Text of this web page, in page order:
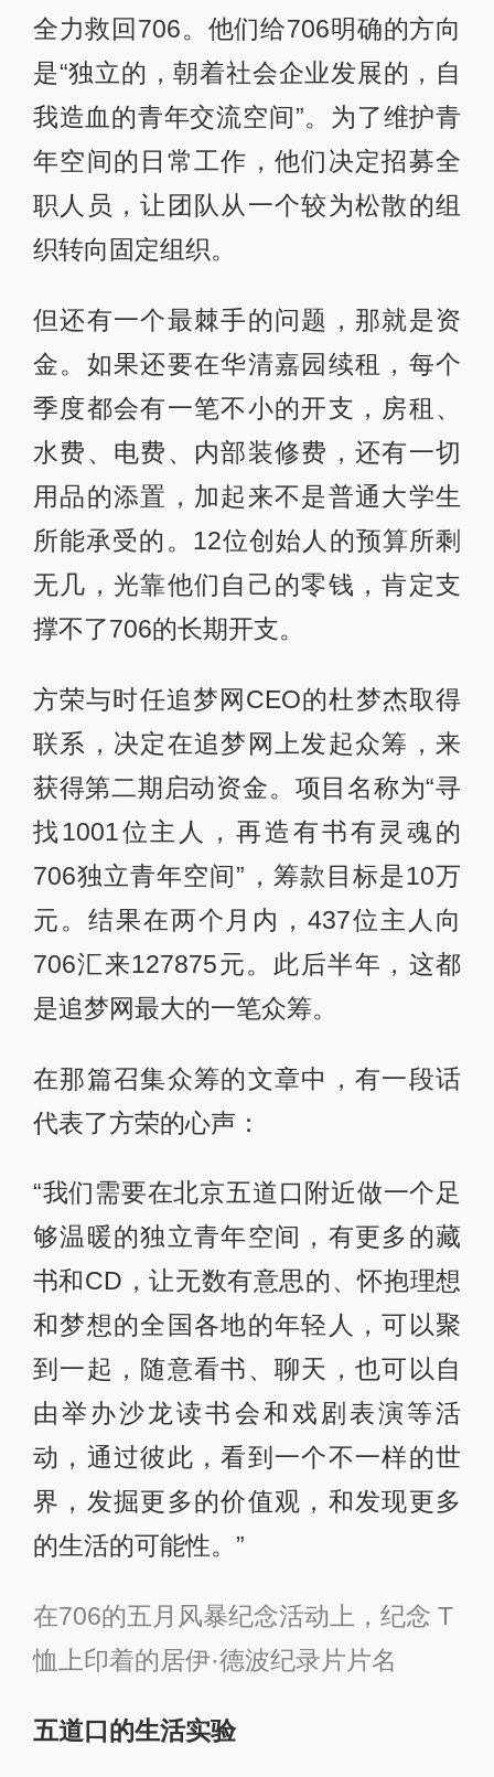
全力救回706。他们给706明确的方向
是“独立的，朝着社会企业发展的，自
我造血的青年交流空间”。为了维护青
年空间的日常工作，他们决定招募全
职人员，让团队从一个较为松散的组
织转向固定组织。
但还有一个最棘手的问题，那就是资
金。如果还要在华清嘉园续租，每个
季度都会有一笔不小的开支，房租、
水费、电费、内部装修费，还有一切
用品的添置，加起来不是普通大学生
所能承受的。12位创始人的预算所剩
无几，光靠他们自己的零钱，肯定支
撑不了706的长期开支。
方荣与时任追梦网CEO的杜梦杰取得
联系，决定在追梦网上发起众筹，来
获得第二期启动资金。项目名称为“寻
找1001位主人，再造有书有灵魂的
706独立青年空间”，筹款目标是10万
元。结果在两个月内，437位主人向
706汇来127875元。此后半年，这都
是追梦网最大的一笔众筹。
在那篇召集众筹的文章中，有一段话
代表了方荣的心声：
“我们需要在北京五道口附近做一个足
够温暖的独立青年空间，有更多的藏
书和CD，让无数有意思的、怀抱理想
和梦想的全国各地的年轻人，可以聚
到一起，随意看书、聊天，也可以自
由举办沙龙读书会和戏剧表演等活
动，通过彼此，看到一个不一样的世
界，发掘更多的价值观，和发现更多
的生活的可能性。”
在706的五月风暴纪念活动上，纪念 T
恤上印着的居伊·德波纪录片片名
五道口的生活实验